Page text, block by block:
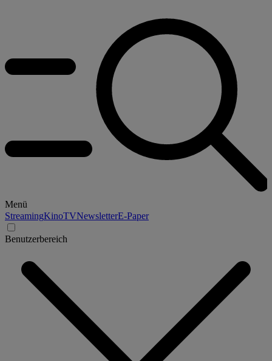
Menü
StreamingKinoTVNewsletterE-Paper
Benutzerbereich